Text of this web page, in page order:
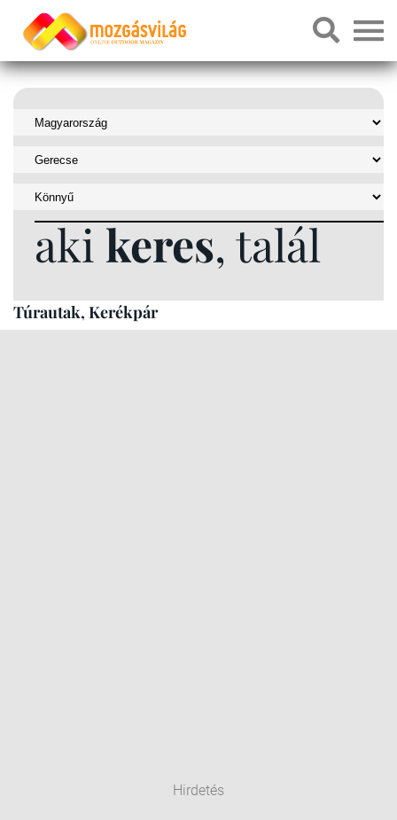
aki keres, talál
Túrautak, Kerékpár
Hirdetés